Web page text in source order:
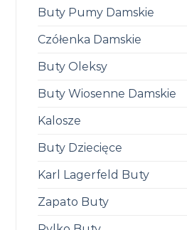
Buty Pumy Damskie
Czółenka Damskie
Buty Oleksy
Buty Wiosenne Damskie
Kalosze
Buty Dziecięce
Karl Lagerfeld Buty
Zapato Buty